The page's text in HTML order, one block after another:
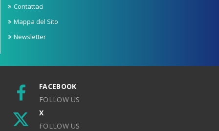
Contattaci
Mappa del Sito
Newsletter
FACEBOOK
FOLLOW US
X
FOLLOW US